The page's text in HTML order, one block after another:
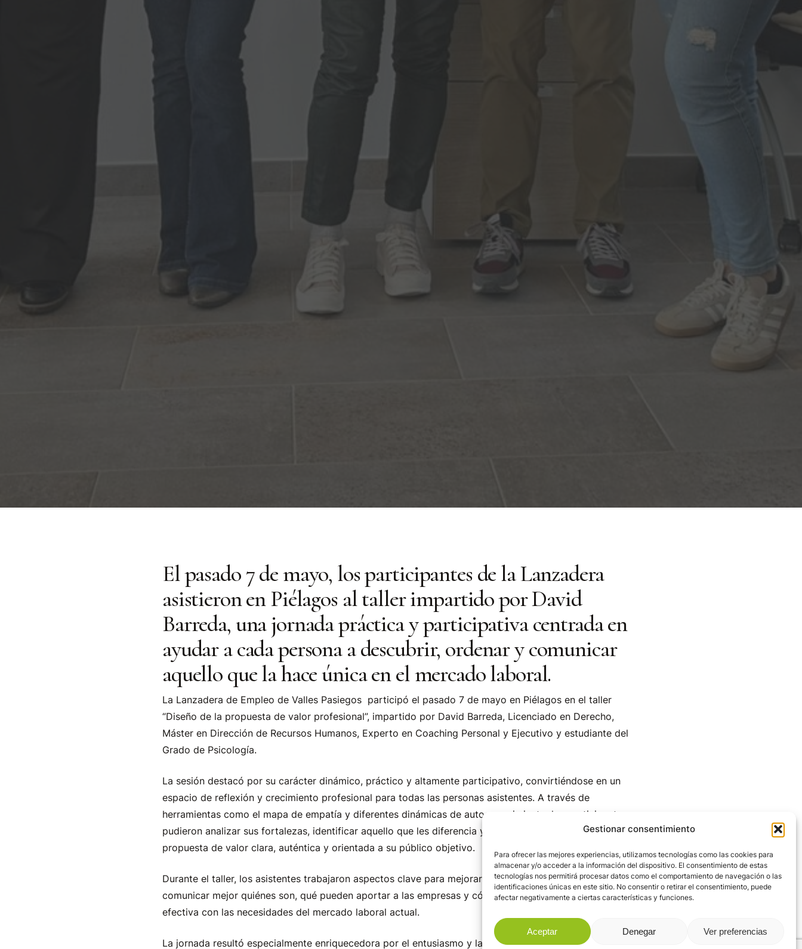
Gestionar consentimiento
Para ofrecer las mejores experiencias, utilizamos tecnologías como las cookies para
almacenar y/o acceder a la información del dispositivo. El consentimiento de estas
tecnologías nos permitirá procesar datos como el comportamiento de navegación o las
identificaciones únicas en este sitio. No consentir o retirar el consentimiento, puede
afectar negativamente a ciertas características y funciones.
Aceptar Denegar Ver preferencias
El pasado 7 de mayo, los participantes de la Lanzadera
asistieron en Piélagos al taller impartido por David
Barreda, una jornada práctica y participativa centrada en
ayudar a cada persona a descubrir, ordenar y comunicar
aquello que la hace única en el mercado laboral.
La Lanzadera de Empleo de Valles Pasiegos participó el pasado 7 de mayo en Piélagos en el taller
“Diseño de la propuesta de valor profesional”, impartido por David Barreda, Licenciado en Derecho,
Máster en Dirección de Recursos Humanos, Experto en Coaching Personal y Ejecutivo y estudiante del
Grado de Psicología.
La sesión destacó por su carácter dinámico, práctico y altamente participativo, convirtiéndose en un
espacio de reflexión y crecimiento profesional para todas las personas asistentes. A través de
herramientas como el mapa de empatía y diferentes dinámicas de autoconocimiento, los participantes
pudieron analizar sus fortalezas, identificar aquello que les diferencia y comenzar a construir una
propuesta de valor clara, auténtica y orientada a su público objetivo.
Durante el taller, los asistentes trabajaron aspectos clave para mejorar su empleabilidad, aprendiendo a
comunicar mejor quiénes son, qué pueden aportar a las empresas y cómo conectar de manera más
efectiva con las necesidades del mercado laboral actual.
La jornada resultó especialmente enriquecedora por el entusiasmo y la implicación mostrada por los